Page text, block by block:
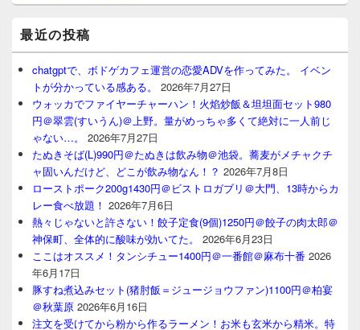
最近の投稿
chatgptで、ボドゲカフェ運営の恋愛ADVを作ってみた。 イベン
トが分かっている感ある。
2026年7月27日
ウォッカでファイヤーチャーハン！火焰炒飯＆坦坦面セット980
円＠翠雲(すいうん)＠上野。量がめっちゃ多くて絶対に一人前じ
ゃない…。
2026年7月27日
たぬきそば(L)990円＠たぬきは飲み物＠池袋。蕎麦がメチャクチ
ャ固いんだけど、どこが飲み物なん！？ 2026年7月8日
ローストポーク200g1430円＠ビストロガブリ＠大門、13時からカ
レー食べ放題！ 2026年7月6日
熱々じゃないと許さない！餃子定食(9個)1250円＠餃子の肉太郎＠
神保町、全体的に酸味が効いてた。
2026年6月23日
ここはオススメ！タンシチュー1400円＠一番館＠麻布十番 2026
年6月17日
豚すね煮込みセット(猪肘飯＝ジュージョウファン)1100円＠柏宴
＠秋葉原 2026年6月16日
注文を受けてから粉から作るラーメン！お米も玄米から精米。特